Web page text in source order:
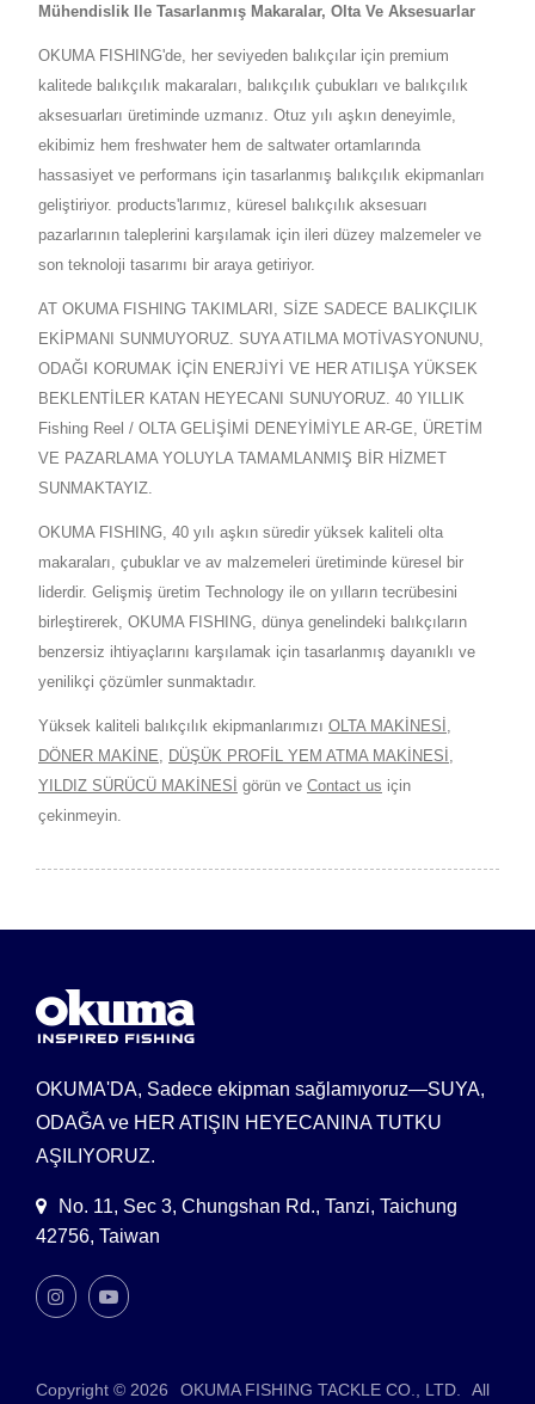
Mühendislik Ile Tasarlanmış Makaralar, Olta Ve Aksesuarlar
OKUMA FISHING'de, her seviyeden balıkçılar için premium
kalitede balıkçılık makaraları, balıkçılık çubukları ve balıkçılık
aksesuarları üretiminde uzmanız. Otuz yılı aşkın deneyimle,
ekibimiz hem freshwater hem de saltwater ortamlarında
hassasiyet ve performans için tasarlanmış balıkçılık ekipmanları
geliştiriyor. products'larımız, küresel balıkçılık aksesuarı
pazarlarının taleplerini karşılamak için ileri düzey malzemeler ve
son teknoloji tasarımı bir araya getiriyor.
AT OKUMA FISHING TAKIMLARI, SİZE SADECE BALIKÇILIK
EKİPMANI SUNMUYORUZ. SUYA ATILMA MOTİVASYONUNU,
ODAĞI KORUMAK İÇİN ENERJİYİ VE HER ATILIŞA YÜKSEK
BEKLENTİLER KATAN HEYECANI SUNUYORUZ. 40 YILLIK
Fishing Reel / OLTA GELİŞİMİ DENEYİMİYLE AR-GE, ÜRETİM
VE PAZARLAMA YOLUYLA TAMAMLANMIŞ BİR HİZMET
SUNMAKTAYIZ.
OKUMA FISHING, 40 yılı aşkın süredir yüksek kaliteli olta
makaraları, çubuklar ve av malzemeleri üretiminde küresel bir
liderdir. Gelişmiş üretim Technology ile on yılların tecrübesini
birleştirerek, OKUMA FISHING, dünya genelindeki balıkçıların
benzersiz ihtiyaçlarını karşılamak için tasarlanmış dayanıklı ve
yenilikçi çözümler sunmaktadır.
Yüksek kaliteli balıkçılık ekipmanlarımızı OLTA MAKİNESİ
DÖNER MAKİNE
DÜŞÜK PROFİL YEM ATMA MAKİNESİ
YILDIZ SÜRÜCÜ MAKİNESİ görün ve Contact us için
çekinmeyin.
OKUMA'DA, Sadece ekipman sağlamıyoruz—SUYA,
ODAĞA ve HER ATIŞIN HEYECANINA TUTKU
AŞILIYORUZ.
No. 11, Sec 3, Chungshan Rd., Tanzi, Taichung
42756, Taiwan
Copyright © 2026 OKUMA FISHING TACKLE CO., LTD.
All